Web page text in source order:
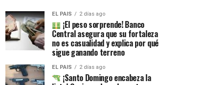
EL PAIS 2 días ago
¡El peso sorprende! Banco
Central asegura que su fortaleza
no es casualidad y explica por qué
sigue ganando terreno
EL PAIS 2 días ago
¡Santo Domingo encabeza la